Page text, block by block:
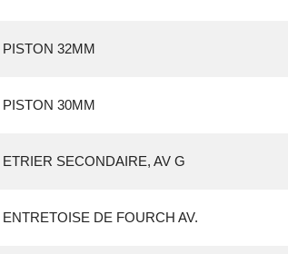
PISTON 32MM
PISTON 30MM
ETRIER SECONDAIRE, AV G
ENTRETOISE DE FOURCH AV.